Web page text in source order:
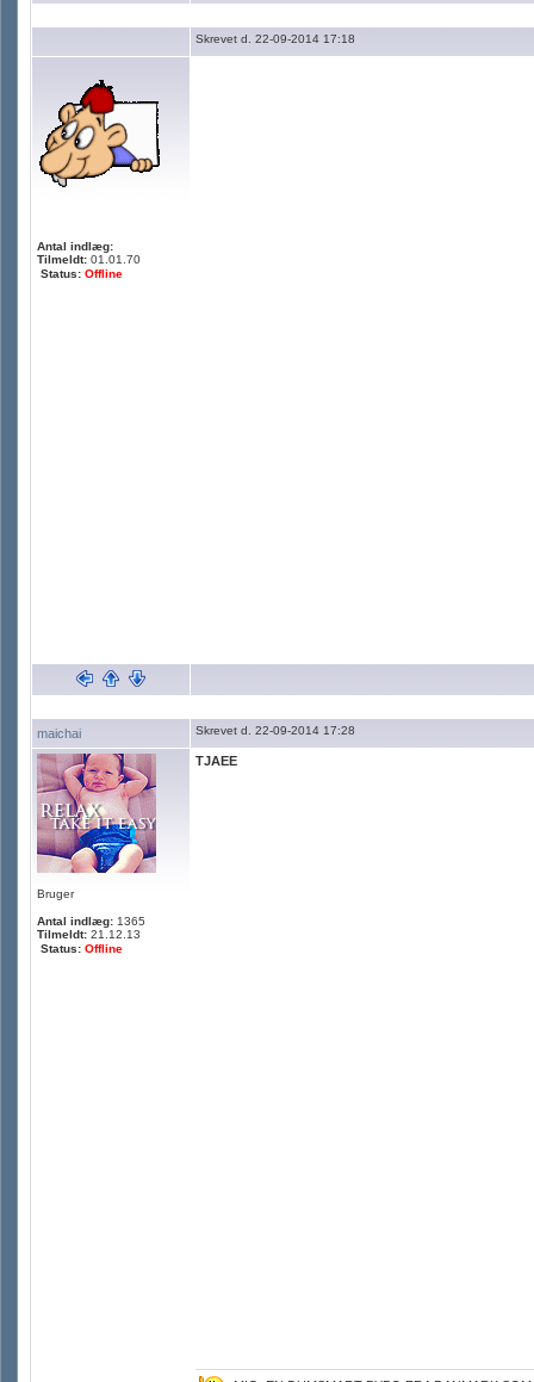
Skrevet d. 22-09-2014 17:18
Antal indlæg:
Tilmeldt: 01.01.70
Status: Offline
maichai Skrevet d. 22-09-2014 17:28
Bruger
Antal indlæg: 1365
Tilmeldt: 21.12.13
Status: Offline
TJAEE